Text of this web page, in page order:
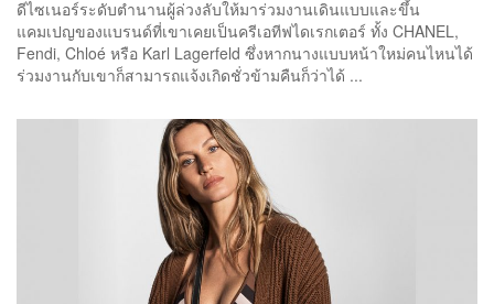
ดีไซเนอร์ระดับตำนานผู้ล่วงลับให้มาร่วมงานเดินแบบและขึ้น
แคมเปญของแบรนด์ที่เขาเคยเป็นครีเอทีฟไดเรกเตอร์ ทั้ง CHANEL,
Fendi, Chloé หรือ Karl Lagerfeld ซึ่งหากนางแบบหน้าใหม่คนไหนได้
ร่วมงานกับเขาก็สามารถแจ้งเกิดชั่วข้ามคืนก็ว่าได้ ...